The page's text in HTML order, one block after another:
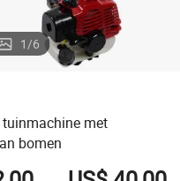
1/6
met
bomen